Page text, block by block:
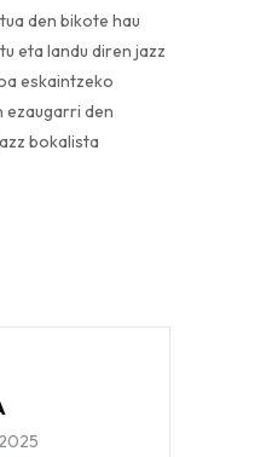
den bikote hau
eta landu diren jazz
eskaintzeko
den
bokalista